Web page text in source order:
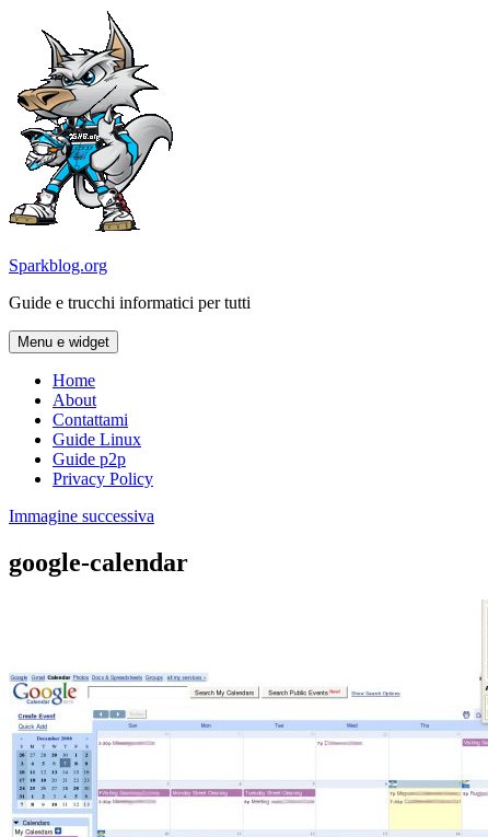
contenuto
Sparkblog.org
Guide e trucchi informatici per tutti
Menu e widget
Home
About
Contattami
Guide Linux
Guide p2p
Privacy Policy
Immagine successiva
google-calendar